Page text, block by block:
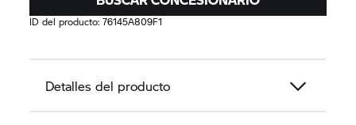
ID del producto:76145A809F1
Detalles del producto